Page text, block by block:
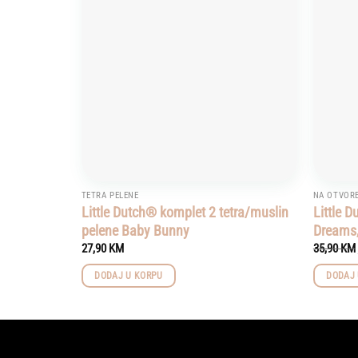
TETRA PELENE
Little Dutch® komplet 2 tetra/muslin
pelene Baby Bunny
27,90KM
DODAJ U KORPU
NA
Little
35,90KM
DODAJ